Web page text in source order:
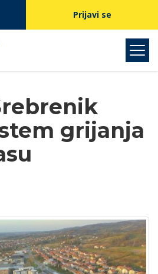
Prijavi se
grijanja